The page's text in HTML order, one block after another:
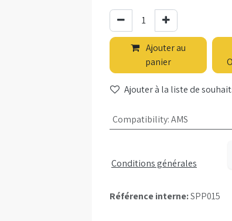
Ajouter au
panier
Ajouter à la liste de
Compatibility:AMS
Conditions générales
Référence interne:SPP015